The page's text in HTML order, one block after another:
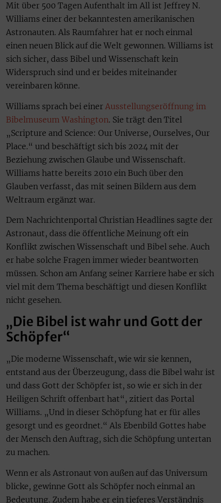
Mit über 500 Tagen Aufenthalt im All ist Jeffrey N.
Williams einer der bekanntesten amerikanischen
Astronauten. Als Raumfahrer hat er noch einmal
einen neuen Blick auf die Welt gewonnen. Williams ist
sich sicher, dass Bibel und Wissenschaft kein
Widerspruch sind und er beides miteinander
vereinbaren könne.
Williams sprach bei einer Ausstellungseröffnung im
Bibelmuseum Washington. Sie trägt den Titel
„Scripture and Science: Our Universe, Ourselves, Our
Place.“ und beschäftigt sich bis 2024 mit der
Beziehung zwischen Glaube und Wissenschaft.
Williams hatte bereits 2010 ein Buch über den
Glauben verfasst, das mit seinen Bildern aus dem
Weltraum ergänzt war.
Dem Nachrichtenportal Christian Headlines sagte der
Astronaut, dass die öffentliche Meinung oft ein
Konflikt zwischen Wissenschaft und Bibel sehe. Auch
er habe solche Fragen immer wieder beantworten
müssen. Schon am Anfang seiner Karriere habe er sich
viel mit dem Thema beschäftigt und diesen Konflikt
nicht gesehen.
„Die Bibel ist wahr und Gott der
Schöpfer“
„Die moderne Wissenschaft, wie wir sie kennen,
entstand aus der Überzeugung, dass die Bibel wahr ist
und dass Gott der Schöpfer ist, so wie er sich in der
Heiligen Schrift offenbart hat“, zitiert das Portal
Williams. „Und in dieser Schöpfung hat er für alles
gesorgt und es geordnet.“ Als Ebenbild Gottes habe
der Mensch den Auftrag, sich die Schöpfung untertan
zu machen.
Wenn er als Astronaut von außen auf das Universum
blicke, gewinne Gott als Schöpfer noch einmal an
Bedeutung. Zudem habe er ein tieferes Verständnis